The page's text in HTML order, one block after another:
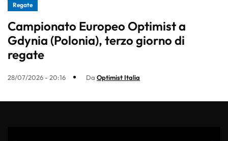
Regate
Campionato Europeo Optimist a
Gdynia (Polonia), terzo giorno di
regate
28/07/2026 - 20:16 Da Optimist Italia